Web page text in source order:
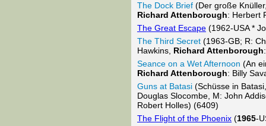
The Dock Brief (Der große
Richard Attenborough: Herbert
The Great Escape (1962-USA *
The Third Secret (1963-GB; R:
Hawkins, Richard Attenborough
Seance on a Wet Afternoon (An
Richard Attenborough: Billy
Guns at Batasi (Schüsse in
Douglas Slocombe, M: John
Robert Holles) (6409)
The Flight of the Phoenix (1965-